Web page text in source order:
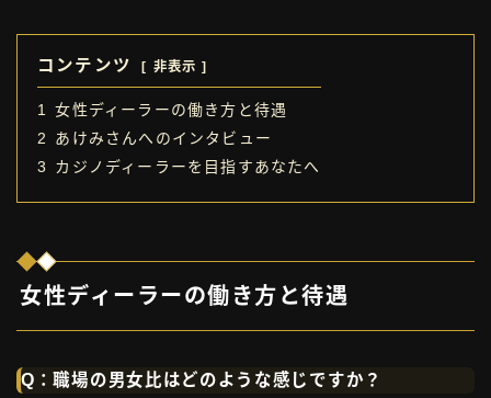
コンテンツ 非表示
1
女性ディーラーの働き方と待遇
2
あけみさんへのインタビュー
3
カジノディーラーを目指すあなたへ
女性ディーラーの働き方と待遇
Q：職場の男女比はどのような感じですか？